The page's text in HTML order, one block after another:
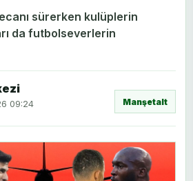
sürerken kulüplerin
da futbolseverlerin
09:24 Manşetalt